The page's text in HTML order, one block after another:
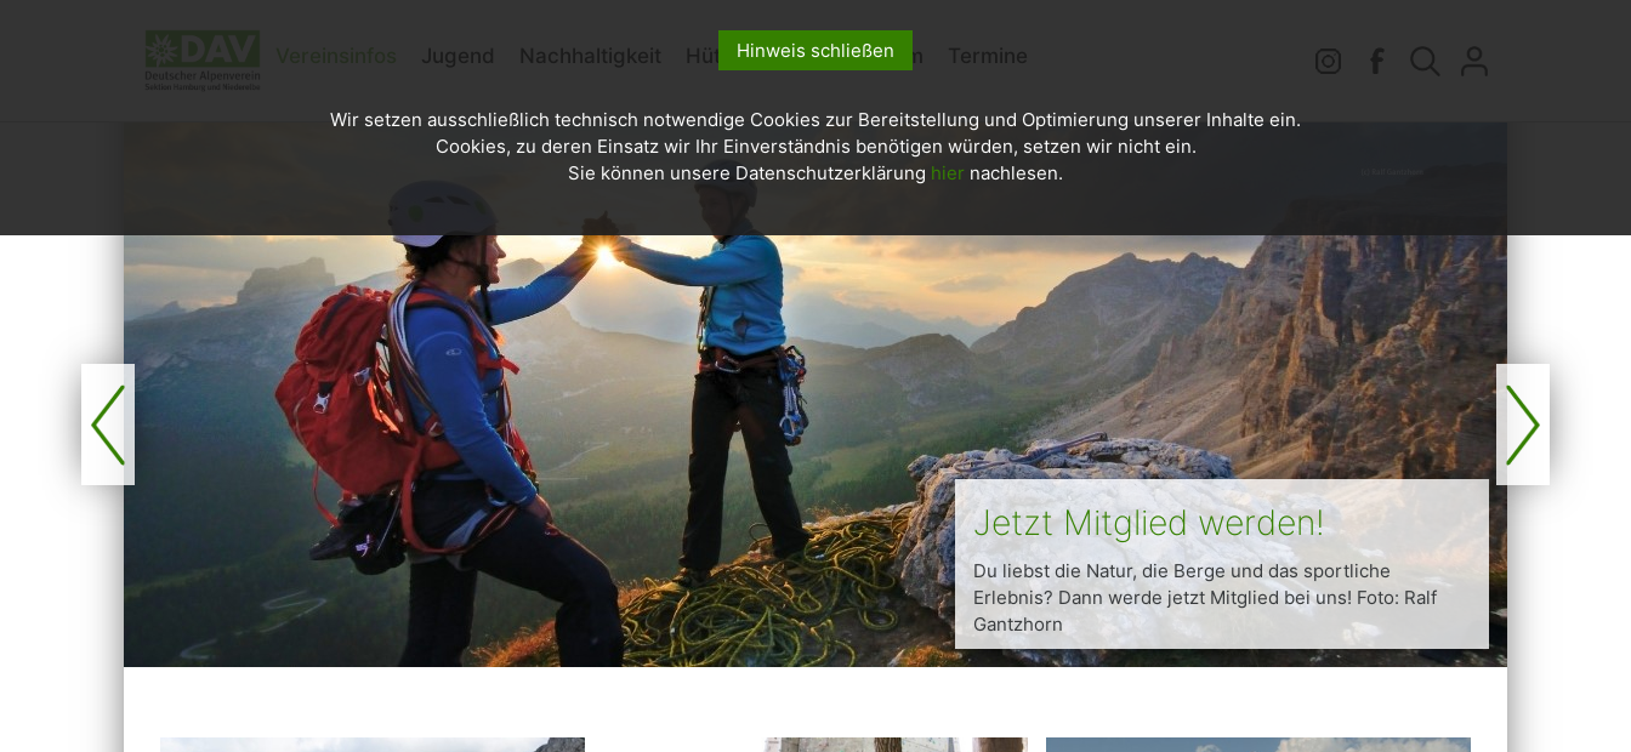
Jugend Nachhaltigkeit Hütten Kletterzentrum Termine
Jetzt Mitglied werden!
Du liebst die Natur, die Berge und das sportliche
Erlebnis? Dann werde jetzt Mitglied bei uns! Foto: Ralf
Gantzhorn
Hinweis schließen
Wir setzen ausschließlich technisch notwendige Cookies zur Bereitstellung und Optimierung unserer Inhalte ein.
Cookies, zu deren Einsatz wir Ihr Einverständnis benötigen würden, setzen wir nicht ein.
Sie können unsere Datenschutzerklärung hier nachlesen.